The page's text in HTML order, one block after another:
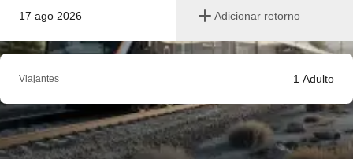
17 ago 2026 Adicionar retorno
Viajantes 1 Adulto